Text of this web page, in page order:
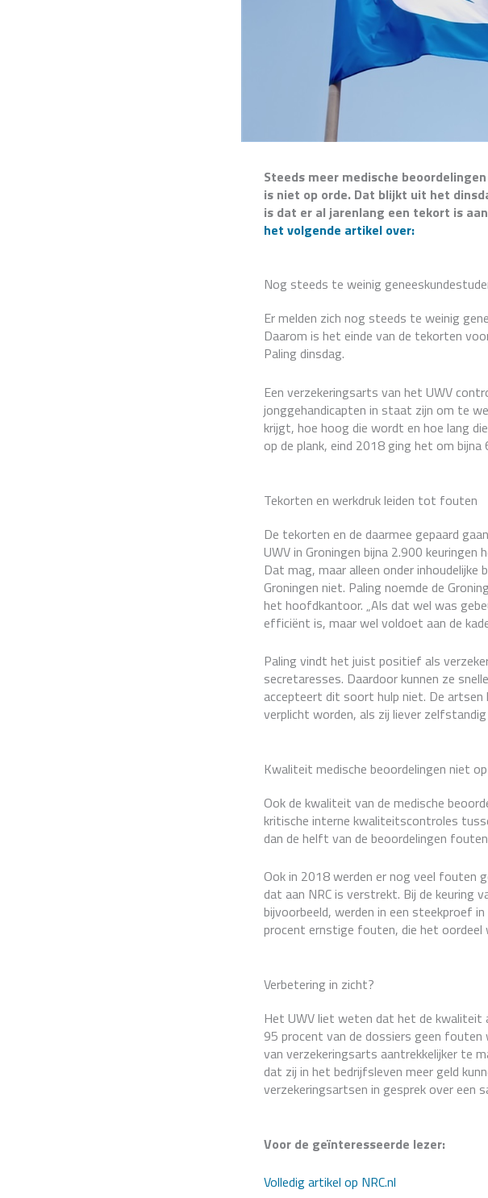
Steeds meer medische
is niet op orde. Dat blijkt uit het
is dat er al jarenlang een tekort is
het volgende artikel over:
Nog steeds te weinig
Er melden zich nog steeds te weinig
Daarom is het einde van de tekorten
Paling dinsdag.
Een verzekeringsarts van het UWV
jonggehandicapten in staat zijn om te
krijgt, hoe hoog die wordt en hoe lang
op de plank, eind 2018 ging het om
Tekorten en werkdruk leiden tot fouten
De tekorten en de daarmee gepaard
UWV in Groningen bijna 2.900
Dat mag, maar alleen onder
Groningen niet. Paling noemde de
het hoofdkantoor. „Als dat wel was
efficiënt is, maar wel voldoet aan de
Paling vindt het juist positief als
secretaresses. Daardoor kunnen ze
accepteert dit soort hulp niet. De artsen
verplicht worden, als zij liever
Kwaliteit medische beoordelingen niet
Ook de kwaliteit van de medische
kritische interne kwaliteitscontroles
dan de helft van de beoordelingen
Ook in 2018 werden er nog veel
dat aan NRC is verstrekt. Bij de keuring
bijvoorbeeld, werden in een steekproef
procent ernstige fouten, die het oordeel
Verbetering in zicht?
Het UWV liet weten dat het de kwaliteit
95 procent van de dossiers geen
van verzekeringsarts aantrekkelijker te
dat zij in het bedrijfsleven meer geld
verzekeringsartsen in gesprek over een
Voor de geïnteresseerde lezer:
Volledig artikel op NRC.nl